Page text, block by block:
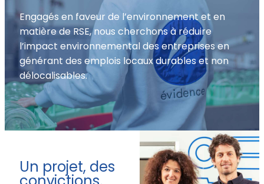
Engagés en faveur de l’environnement et en
matière de RSE, nous cherchons à réduire
l’impact environnemental des entreprises en
générant des emplois locaux durables et non
délocalisables.
Un projet, des